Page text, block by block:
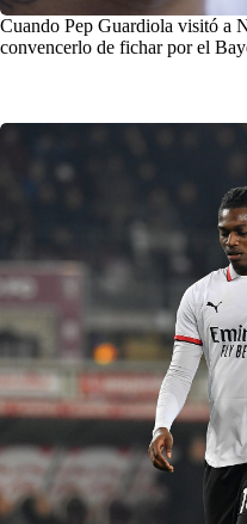
Cuando Pep Guardiola visitó a
convencerlo de fichar por el